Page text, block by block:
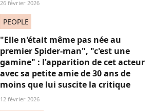
26 février 2026
PEOPLE
"Elle n'était même pas née au
premier Spider-man", "c'est une
gamine" : l'apparition de cet acteur
avec sa petite amie de 30 ans de
moins que lui suscite la critique
12 février 2026